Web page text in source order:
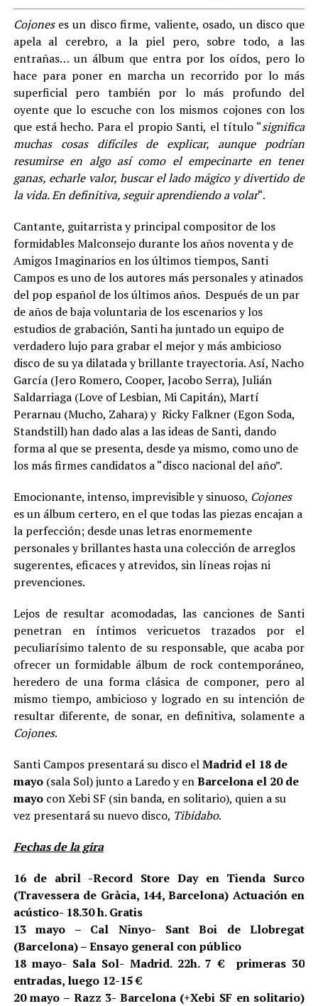
Cojoneses un disco firme, valiente, osado, un disco que
apela al cerebro, a la piel pero, sobre todo, a las
entrañas… un álbum que entra por los oídos, pero lo
hace para poner en marcha un recorrido por lo más
superficial pero también por lo más profundo del
oyente que lo escuche con los mismos cojones con los
que está hecho. Para el propio Santi, el título “significa
muchas cosas difíciles de explicar, aunque podrían
resumirse en algo así como el empecinarte en tener
ganas, echarle valor, buscar el lado mágico y divertido de
la vida. En definitiva, seguir aprendiendo a volar“.
Cantante, guitarrista y principal compositor de los
formidables Malconsejo durante los años noventa y de
Amigos Imaginarios en los últimos tiempos, Santi
Campos es uno de los autores más personales y atinados
del pop español de los últimos años. Después de un par
de años de baja voluntaria de los escenarios y los
estudios de grabación, Santi ha juntado un equipo de
verdadero lujo para grabar el mejor y más ambicioso
disco de su ya dilatada y brillante trayectoria. Así, Nacho
García (Jero Romero, Cooper, Jacobo Serra), Julián
Saldarriaga (Love of Lesbian, Mi Capitán), Martí
Perarnau (Mucho, Zahara) y Ricky Falkner (Egon Soda,
Standstill) han dado alas a las ideas de Santi, dando
forma al que se presenta, desde ya mismo, como uno de
los más firmes candidatos a “disco nacional del año”.
Emocionante, intenso, imprevisible y sinuoso, Cojones
es un álbum certero, en el que todas las piezas encajan a
la perfección; desde unas letras enormemente
personales y brillantes hasta una colección de arreglos
sugerentes, eficaces y atrevidos, sin líneas rojas ni
prevenciones.
Lejos de resultar acomodadas, las canciones de Santi
penetran en íntimos vericuetos trazados por el
peculiarísimo talento de su responsable, que acaba por
ofrecer un formidable álbum de rock contemporáneo,
heredero de una forma clásica de componer, pero al
mismo tiempo, ambicioso y logrado en su intención de
resultar diferente, de sonar, en definitiva, solamente a
Cojones.
Santi Campos presentará su disco elMadrid el 18 de
mayo(sala Sol) junto a Laredo y enBarcelona el 20 de
mayocon Xebi SF (sin banda, en solitario), quien a su
vez presentará su nuevo disco, Tibidabo.
Fechas de la gira
16 de abril -Record Store Day en Tienda Surco
(Travessera de Gràcia, 144, Barcelona) Actuación en
acústico- 18.30 h. Gratis
13 mayo – Cal Ninyo- Sant Boi de Llobregat
(Barcelona) – Ensayo general con público
18 mayo- Sala Sol- Madrid. 22h.7 € primeras 30
entradas, luego 12-15 €
20 mayo – Razz 3- Barcelona (+Xebi SF en solitario)